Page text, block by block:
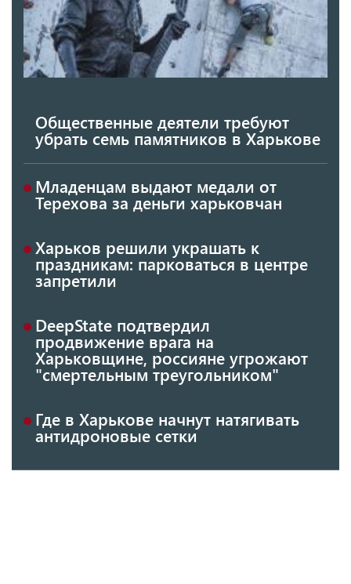
Общественные деятели требуют
убрать семь памятников в Харькове
Младенцам выдают медали от
Терехова за деньги харьковчан
Харьков решили украшать к
праздникам: парковаться в центре
запретили
DeepState подтвердил
продвижение врага на
Харьковщине, россияне угрожают
"смертельным треугольником"
Где в Харькове начнут натягивать
антидроновые сетки